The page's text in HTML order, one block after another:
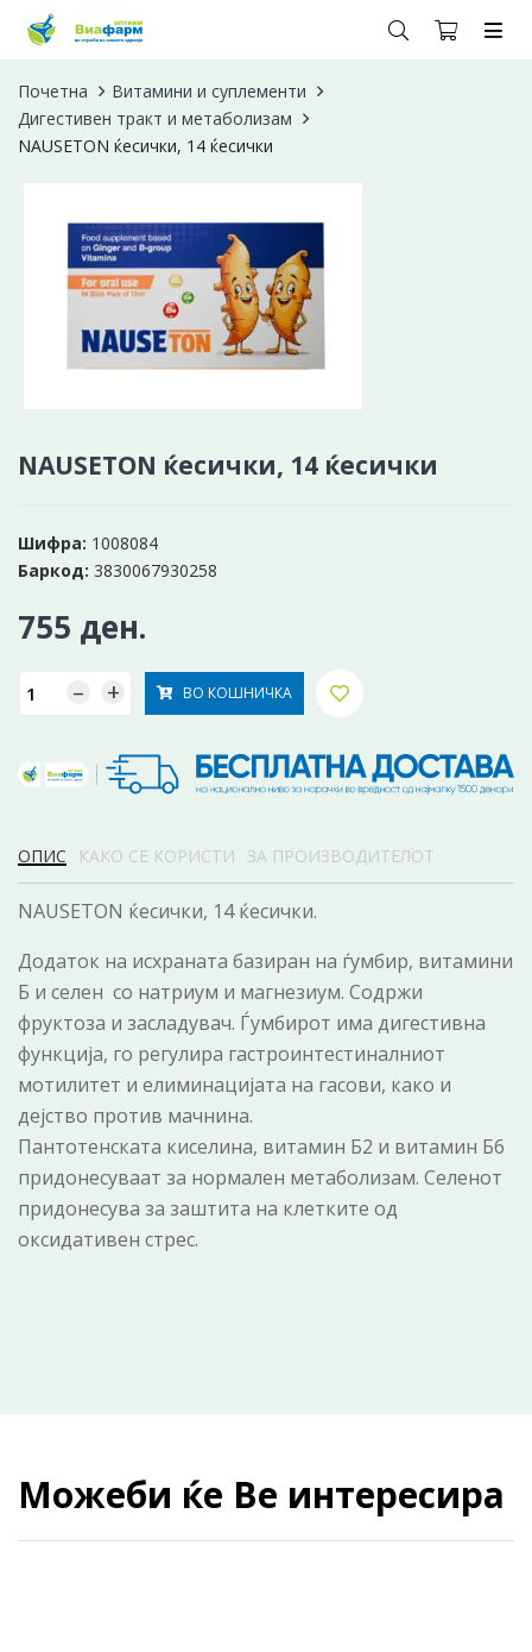
Почетна
Витамини и суплементи
Дигестивен тракт и метаболизам
NAUSETON ќесички, 14 ќесички
NAUSETON ќесички, 14 ќесички
Шифра: 1008084
Баркод: 3830067930258
755 ден.
– + ВО КОШНИЧКА
ОПИС КАКО СЕ КОРИСТИ ЗА ПРОИЗВОДИТЕЛОТ
NAUSETON ќесички, 14 ќесички.
Додаток на исхраната базиран на ѓумбир, витамини
Б и селен со натриум и магнезиум. Содржи
фруктоза и засладувач. Ѓумбирот има дигестивна
функција, го регулира гастроинтестиналниот
мотилитет и елиминацијата на гасови, како и
дејство против мачнина.
Пантотенската киселина, витамин Б2 и витамин Б6
придонесуваат за нормален метаболизам. Селeнот
придонесува за заштита на клетките од
оксидативен стрес.
Можеби ќе Ве интересира